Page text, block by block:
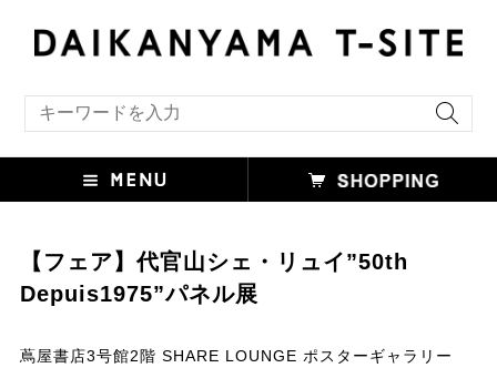
【フェア】代官山シェ・リュイ”50th
Depuis1975”パネル展
蔦屋書店3号館2階 SHARE LOUNGE ポスターギャラリー